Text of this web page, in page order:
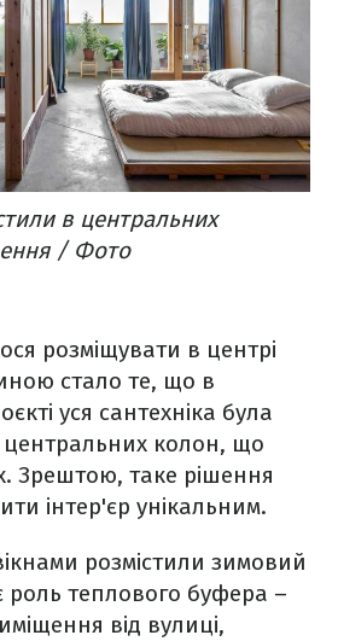
в центральних
/ Фото
розміщувати в центрі
стало те, що в
уся сантехніка була
центральних колон, що
Зрештою, таке рішення
інтер'єр унікальним.
розмістили зимовий
роль теплового буфера –
від вулиці,